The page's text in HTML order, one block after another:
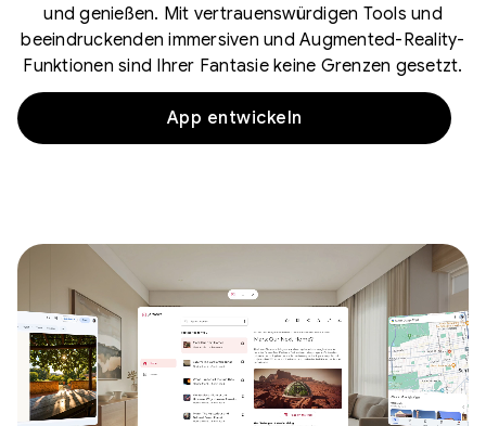
und genießen. Mit vertrauenswürdigen Tools und
beeindruckenden immersiven und Augmented-Reality-
Funktionen sind Ihrer Fantasie keine Grenzen gesetzt.
App entwickeln